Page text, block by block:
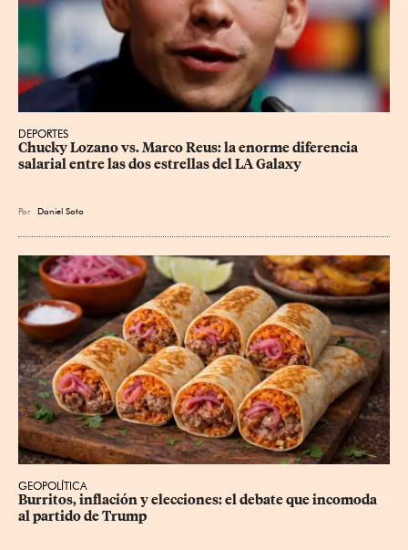
DEPORTES
Chucky Lozano vs. Marco Reus: la enorme diferencia
salarial entre las dos estrellas del LA Galaxy
Por Daniel Soto
GEOPOLÍTICA
Burritos, inflación y elecciones: el debate que incomoda
al partido de Trump